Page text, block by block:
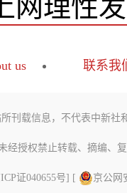
网理性
us 联系我
刊载信息，不代表中新社
经授权禁止转载、摘编、
证040655号] [ 京公网